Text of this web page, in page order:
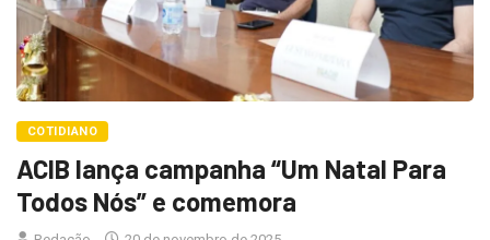
COTIDIANO
ACIB lança campanha “Um Natal Para
Todos Nós” e comemora